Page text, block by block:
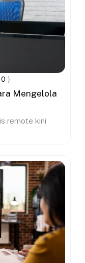
0 )
Mengelola
remote kini